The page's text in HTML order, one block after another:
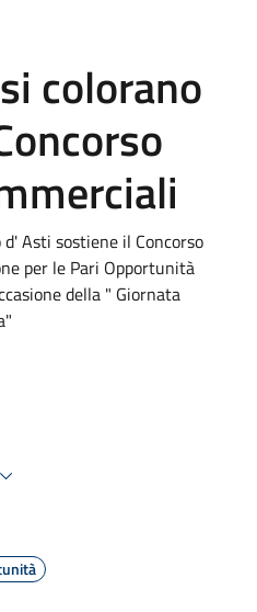
colorano
Asti sostiene il Concorso
per le Pari Opportunità
della " Giornata